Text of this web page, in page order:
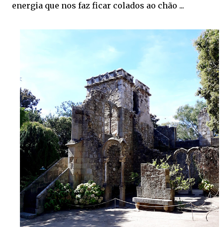
energia que nos faz ficar colados ao chão ...